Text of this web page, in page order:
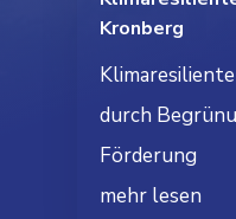
Kronberg
durch
Förderung
mehr lesen